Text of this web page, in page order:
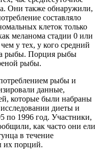
Они также обнаружили,
составляло
клеток только
меланома стадии 0 или
у тех, у кого средний
рыбы. Порция рыбы
рыбы.
рыбы и
данные,
которые были набраны
диеты и
по 1996 год. Участники,
как часто они ели
в течение
их порций.